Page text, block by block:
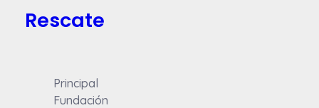
Rescate
Principal
Fundación